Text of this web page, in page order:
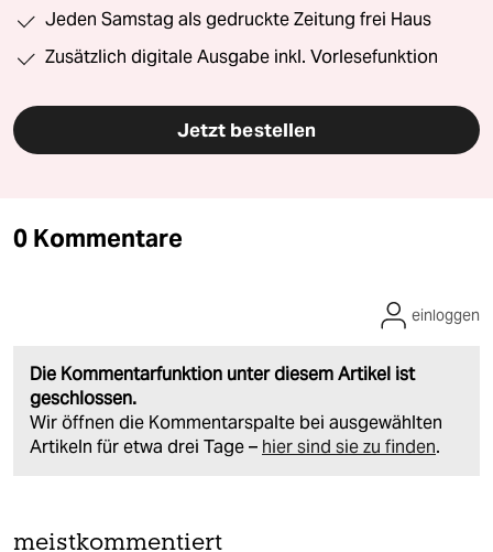
Jeden Samstag als gedruckte Zeitung frei Haus
Zusätzlich digitale Ausgabe inkl. Vorlesefunktion
Jetzt bestellen
0 Kommentare
Die Kommentarfunktion unter diesem Artikel ist
geschlossen.
Wir öffnen die Kommentarspalte bei ausgewählten
Artikeln für etwa drei Tage – hier sind sie zu finden.
einloggen
meistkommentiert